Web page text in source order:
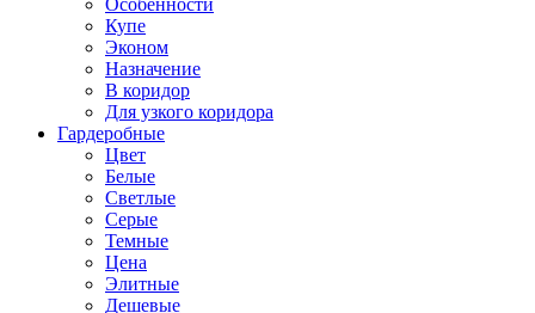
Особенности
Купе
Эконом
Назначение
В коридор
Для узкого коридора
Гардеробные
Цвет
Белые
Светлые
Серые
Темные
Цена
Элитные
Дешевые